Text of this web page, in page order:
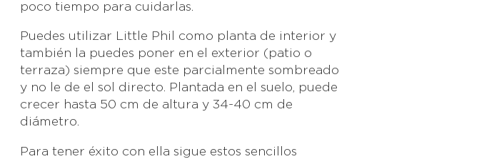
poco tiempo para cuidarlas.
Puedes utilizar Little Phil como planta de interior y
también la puedes poner en el exterior (patio o
terraza) siempre que este parcialmente sombreado
y no le de el sol directo. Plantada en el suelo, puede
crecer hasta 50 cm de altura y 34-40 cm de
diámetro.
Para tener éxito con ella sigue estos sencillos